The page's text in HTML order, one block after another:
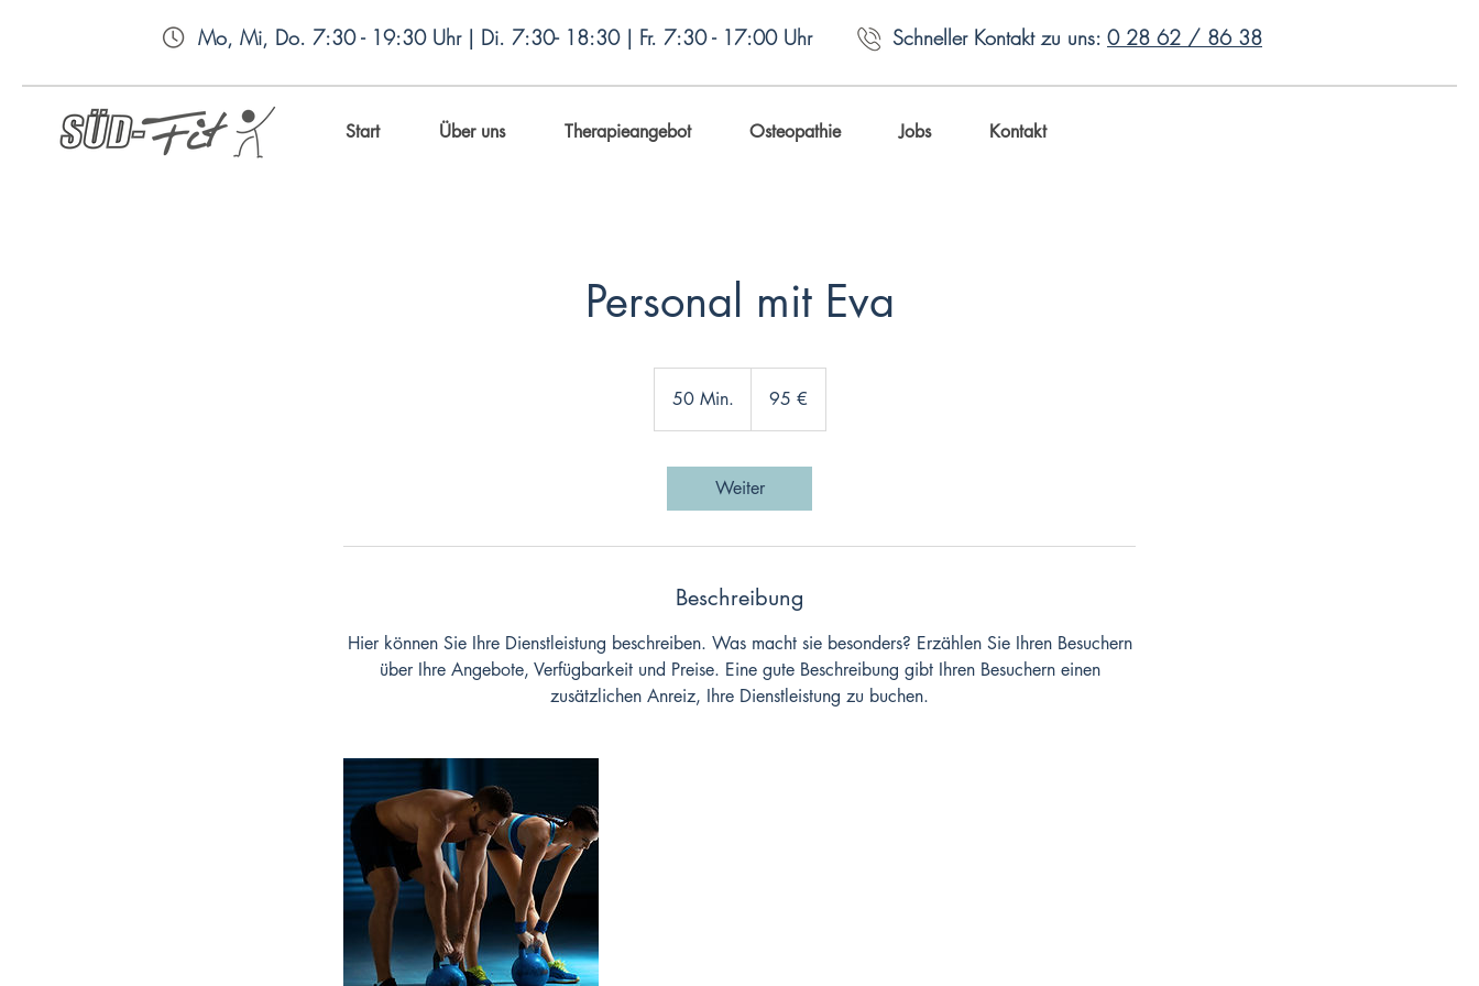
Schneller Kontakt zu uns: 0 28 62 / 86 38
Mo, Mi, Do. 7:30 - 19:30 Uhr | Di. 7:30- 18:30 | Fr. 7:30 - 17:00 Uhr
Start Über uns Therapieangebot Osteopathie Jobs Kontakt
Personal mit Eva
50 Min.
0
i
95 €
Weiter
Beschreibung
Hier können Sie Ihre Dienstleistung beschreiben. Was macht sie besonders? Erzählen Sie Ihren Besuchern
über Ihre Angebote, Verfügbarkeit und Preise. Eine gute Beschreibung gibt Ihren Besuchern einen
zusätzlichen Anreiz, Ihre Dienstleistung zu buchen.